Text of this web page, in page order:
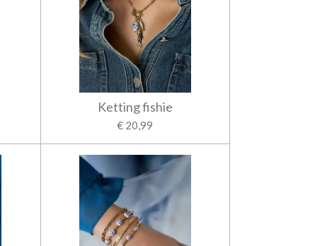
Ketting fishie
€ 20,99